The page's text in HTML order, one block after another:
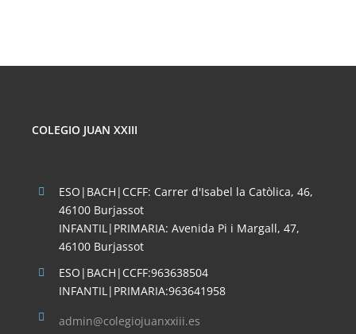
COLEGIO JUAN XXIII
ESO|BACH|CCFF: Carrer d'Isabel la Catòlica, 46,
46100 Burjassot
INFANTIL|PRIMARIA: Avenida Pi i Margall, 47,
46100 Burjassot
ESO|BACH|CCFF:963638504
INFANTIL|PRIMARIA:963641958
admin@colegiojuanxxiii.es